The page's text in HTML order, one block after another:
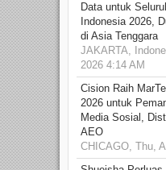
Data untuk
Indonesia 2026,
di Asia Tenggara
JAKARTA,
2026 4:14 AM
Cision Raih
2026 untuk
Media Sosial,
AEO
CHICAGO, Thu,